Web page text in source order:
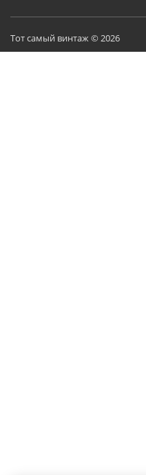
Тот самый винтаж © 2026